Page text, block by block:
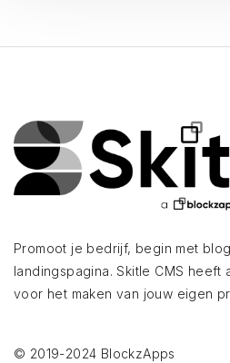
Promoot je bedrijf, begin met
landingspagina. Skitle CMS
voor het maken van jouw eigen
© 2019-2024 BlockzApps